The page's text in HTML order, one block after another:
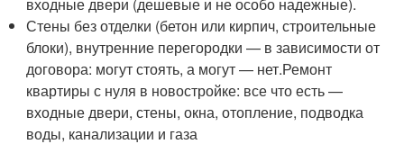
Стены без отделки (бетон или кирпич, строительные
блоки), внутренние перегородки — в зависимости от
договора: могут стоять, а могут — нет.Ремонт
квартиры с нуля в новостройке: все что есть —
входные двери, стены, окна, отопление, подводка
воды, канализации и газа